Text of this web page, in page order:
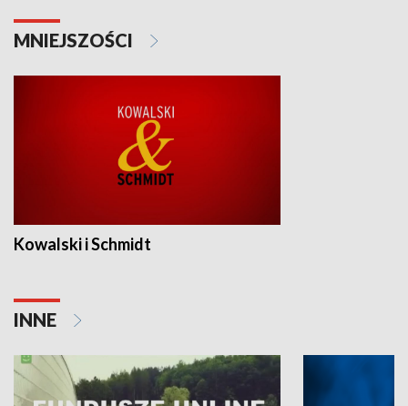
MNIEJSZOŚCI
Kowalski i Schmidt
INNE